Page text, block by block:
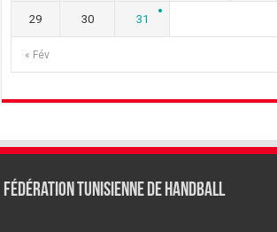
« Fév
29 30 31
Fédération tunisienne de Handball